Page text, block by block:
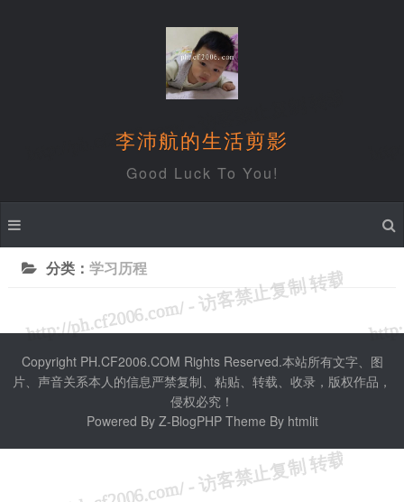
李沛航的生活剪影
Good Luck To You!
分类： 学习历程
Copyright PH.CF2006.COM Rights Reserved.本站所有文字、图
片、声音关系本人的信息严禁复制、粘贴、转载、收录，版权作品，
侵权必究！
Powered By Z-BlogPHPTheme By htmlit